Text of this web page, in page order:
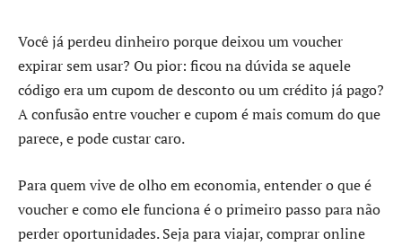
Você já perdeu dinheiro porque deixou um voucher
expirar sem usar? Ou pior: ficou na dúvida se aquele
código era um cupom de desconto ou um crédito já pago?
A confusão entre voucher e cupom é mais comum do que
parece, e pode custar caro.
Para quem vive de olho em economia, entender o que é
voucher e como ele funciona é o primeiro passo para não
perder oportunidades. Seja para viajar, comprar online